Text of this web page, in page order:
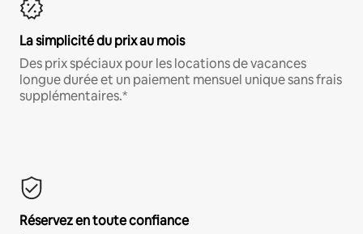
La simplicité du prix au mois
Des prix spéciaux pour les locations de vacances
longue durée et un paiement mensuel unique sans frais
supplémentaires.*
Réservez en toute confiance